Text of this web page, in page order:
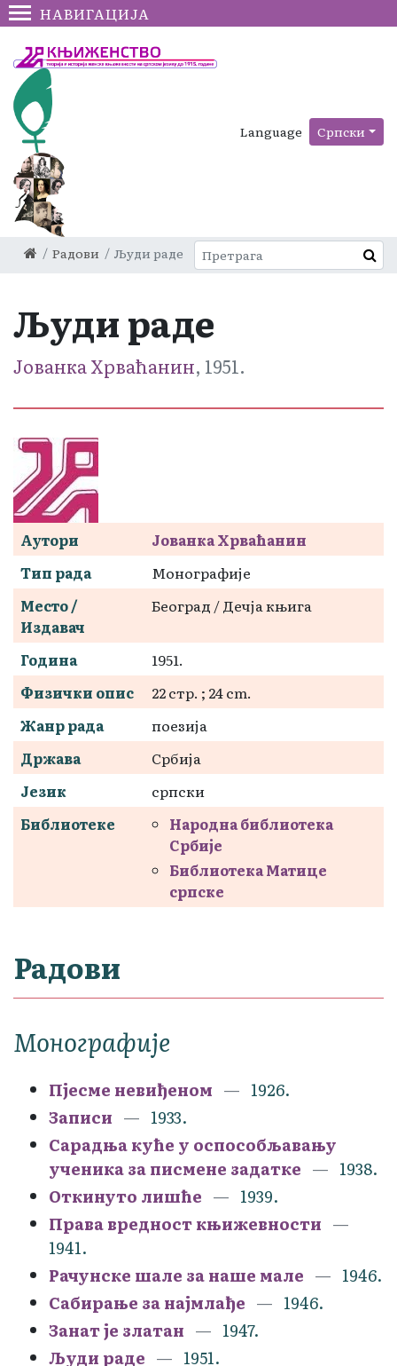
НАВИГАЦИЈА
Language Српски
Радови Људи раде
Људи раде
Јованка Хрваћанин, 1951.
Аутори
Јованка Хрваћанин
Тип рада
Монографије
Место /
Издавач
Београд / Дечја књига
Година
1951.
Физички опис
22 стр. ; 24 cm.
Жанр рада
поезија
Држава
Србија
Језик
српски
Библиотеке
Народна библиотека
Србије
Библиотека Матице
српске
Радови
Монографије
Пјесме невиђеном
1926.
Записи
1933.
Сарадња куће у оспособљавању
ученика за писмене задатке
1938.
Откинуто лишће
1939.
Права вредност књижевности
1941.
Рачунске шале за наше мале
1946.
Сабирање за најмлађе
1946.
Занат је златан
1947.
Људи раде
1951.